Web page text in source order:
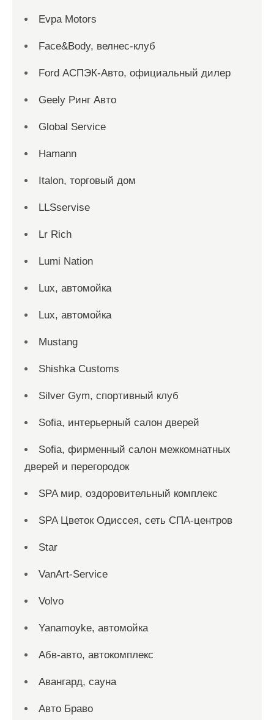
Evpa Motors
Face&Body, велнес-клуб
Ford АСПЭК-Авто, официальный дилер
Geely Ринг Авто
Global Service
Hamann
Italon, торговый дом
LLSservise
Lr Rich
Lumi Nation
Lux, автомойка
Lux, автомойка
Mustang
Shishka Customs
Silver Gym, спортивный клуб
Sofia, интерьерный салон дверей
Sofia, фирменный салон межкомнатных
дверей и перегородок
SPA мир, оздоровительный комплекс
SPA Цветок Одиссея, сеть СПА-центров
Star
VanArt-Service
Volvo
Yanamoyke, автомойка
Абв-авто, автокомплекс
Авангард, сауна
Авто Браво